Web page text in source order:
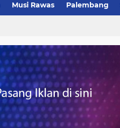
Musi Rawas Palembang